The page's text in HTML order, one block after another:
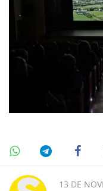
13 DE